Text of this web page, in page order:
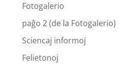
Fotogalerio
paĝo 2 (de la Fotogalerio)
Sciencaj informoj
Felietonoj